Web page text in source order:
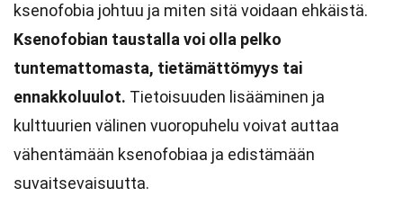
ksenofobia johtuu ja miten sitä voidaan ehkäistä.
Ksenofobian taustalla voi olla pelko
tuntemattomasta, tietämättömyys tai
ennakkoluulot. Tietoisuuden lisääminen ja
kulttuurien välinen vuoropuhelu voivat auttaa
vähentämään ksenofobiaa ja edistämään
suvaitsevaisuutta.